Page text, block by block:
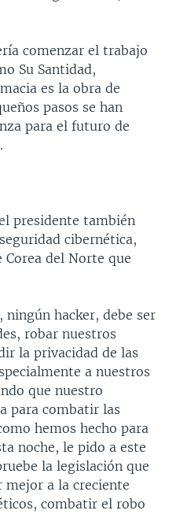
comenzar el trabajo
Su Santidad,
es la obra de
pasos se han
para el futuro de
presidente también
cibernética,
del Norte que
hacker, debe ser
robar nuestros
la privacidad de las
a nuestros
que nuestro
para combatir las
hemos hecho para
noche, le pido a este
la legislación que
mejor a la creciente
combatir el robo